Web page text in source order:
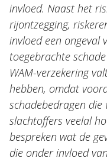
invloed. Naast het
rijontzegging,
invloed een ongeval
toegebrachte
WAM-verzekering
hebben, omdat
schadebedragen
slachtoffers veelal
bespreken wat de
die onder invloed